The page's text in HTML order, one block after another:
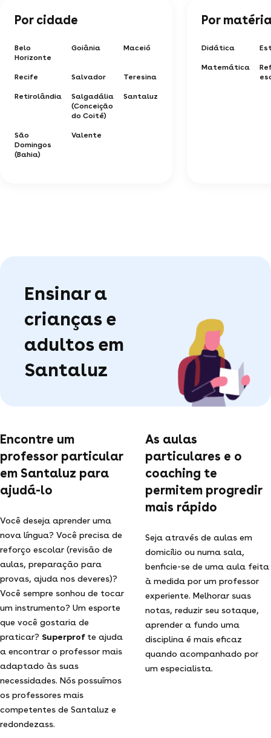
Por cidade
Belo
Horizonte
Goiânia Maceió
Recife Salvador Teresina
Retirolândia
Salgadália
(Conceição
do Coité)
Santaluz
São
Domingos
(Bahia)
Valente
Por
Didática
Matemática
Ensinar a
crianças e
adultos em
Santaluz
Encontre um
professor particular
em Santaluz para
ajudá-lo
Você deseja aprender uma
nova língua? Você precisa de
reforço escolar (revisão de
aulas, preparação para
provas, ajuda nos deveres)?
Você sempre sonhou de tocar
um instrumento? Um esporte
que você gostaria de
praticar? Superprof te ajuda
a encontrar o professor mais
adaptado às suas
necessidades. Nós possuímos
os professores mais
competentes de Santaluz e
redondezass.
As aulas
particulares e o
coaching te
permitem progredir
mais rápido
Seja através de aulas em
domicílio ou numa sala,
benficie-se de uma aula feita
à medida por um professor
experiente. Melhorar suas
notas, reduzir seu sotaque,
aprender a fundo uma
disciplina é mais eficaz
quando acompanhado por
um especialista.